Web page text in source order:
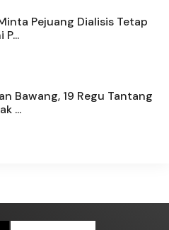
Pejuang Dialisis Tetap
Bawang, 19 Regu Tantang
...